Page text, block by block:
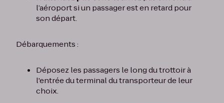
l’aéroport si un passager est en retard pour
son départ.
Débarquements :
Déposez les passagers le long du trottoir à
l'entrée du terminal du transporteur de leur
choix.